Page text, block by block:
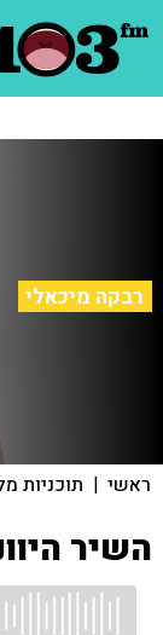
רבקה מיכאלי
ראשי | תוכניות
השיר